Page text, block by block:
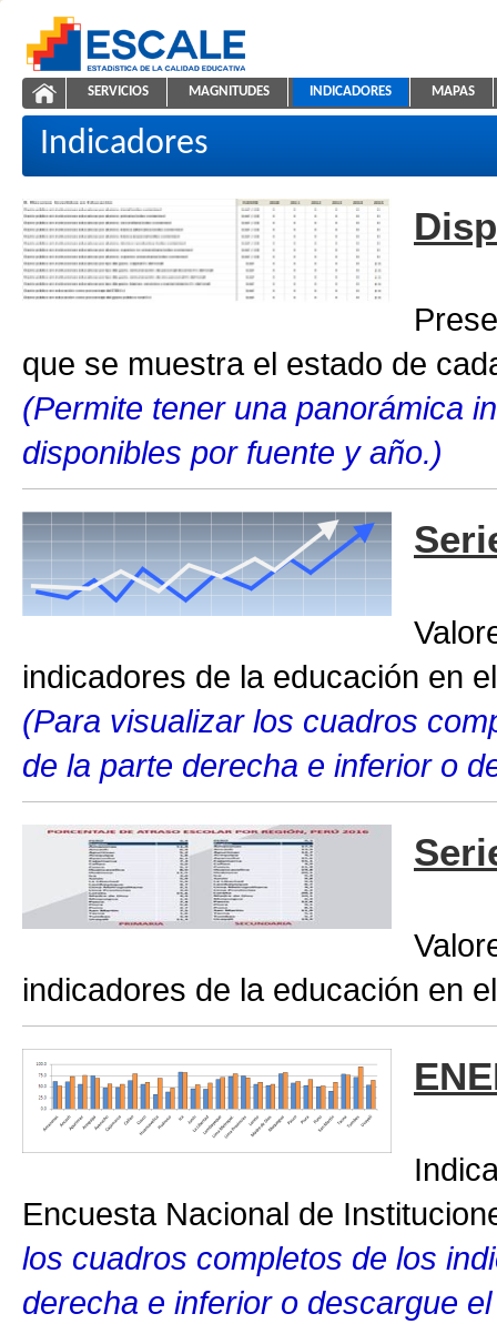
ESCALE - Unidad de Estadística Educativa
Indicadores educativos
NAVEGACIÓN
SERVICIOS MAGNITUDES INDICADORES MAPAS
Indicadores
que se muestra el estado de
(Permite tener una panorámica
disponibles por fuente y año.)
indicadores de la educación en
(Para visualizar los cuadros
de la parte derecha e inferior o
indicadores de la educación en
Encuesta Nacional de
los cuadros completos de los
derecha e inferior o descargue